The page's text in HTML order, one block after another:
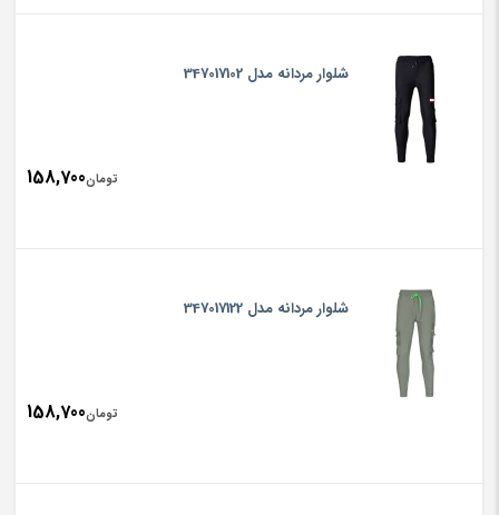
شلوار مردانه مدل 347017102
تومان158,700
شلوار مردانه مدل 347017122
تومان158,700